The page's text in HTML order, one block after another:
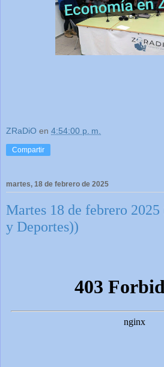
ZRaDiO en 4:54:00 p. m.
Compartir
martes, 18 de febrero de 2025
Martes 18 de febrero
y Deportes))